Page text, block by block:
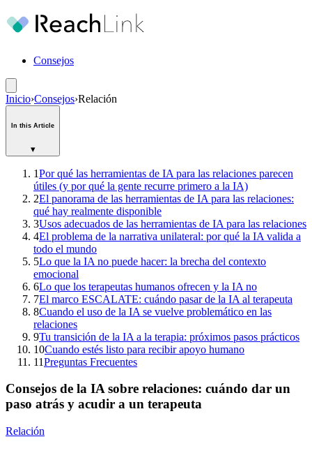
Consejos
Inicio›Consejos›Relación
In this Article
▾
1Por qué las herramientas de IA para las relaciones parecen
útiles (y por qué la gente recurre primero a la IA)
2El panorama de las herramientas de IA para las relaciones:
qué hay realmente disponible
3Usos adecuados de las herramientas de IA para las relaciones
4El problema de la narrativa unilateral: por qué la IA valida a
todo el mundo
5Lo que la IA no puede hacer: la brecha del contexto
emocional
6Lo que los terapeutas humanos ofrecen y la IA no
7El marco ESCALATE: cuándo pasar de la IA al terapeuta
8Cuando el uso de la IA se vuelve problemático en las
relaciones
9Tu transición de la IA a la terapia: próximos pasos prácticos
10Cuando estés listo para recibir apoyo humano
11Preguntas Frecuentes
Consejos de la IA sobre relaciones: cuándo dar un
paso atrás y acudir a un terapeuta
Relación